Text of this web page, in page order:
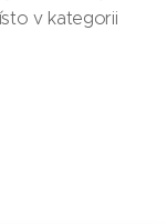
v kategorii